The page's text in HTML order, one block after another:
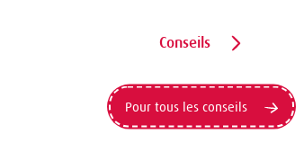
Conseils
Pour tous les conseils